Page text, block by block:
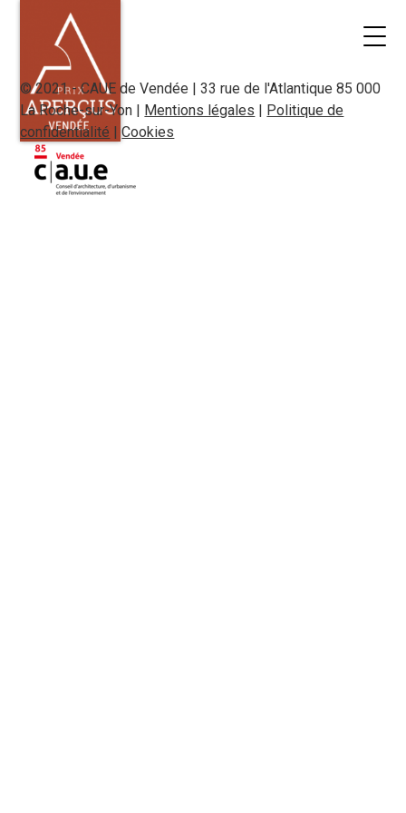
© 2021 - CAUE de Vendée | 33 rue de l'Atlantique 85 000
La Roche-sur-Yon | Mentions légales | Politique de
confidentialité |Cookies